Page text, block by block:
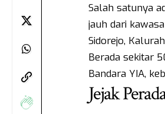
Salah satunya
jauh dari
Sidorejo,
Berada sekitar
Bandara YIA,
Jejak